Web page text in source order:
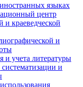
языках
центр
краеведческой
и
и учета литературы
и